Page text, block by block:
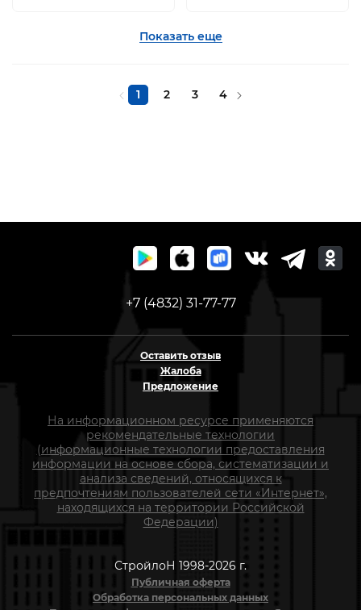
Показать еще
1 2 3 4
+7 (4832) 31-77-77
Оставить отзыв
Жалоба
Предложение
На информационном ресурсе применяются
рекомендательные технологии
(информационные технологии предоставления
информации на основе сбора, систематизации и
анализа сведений, относящихся к
предпочтениям пользователей сети «Интернет»,
находящихся на территории Российской
Федерации)
СтройлоН 1998-2026 г.
Публичная оферта
Обработка персональных данных